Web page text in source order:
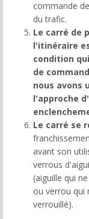
commande
du trafic.
Le carré de
l'itinéraire
condition
de
nous avons
l'approche
Le carré se
avant son
verrous
(aiguille qui
ou verrou qui
verrouillé).